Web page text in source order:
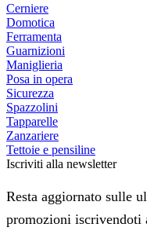
Cerniere
Domotica
Ferramenta
Guarnizioni
Maniglieria
Posa in opera
Sicurezza
Spazzolini
Tapparelle
Zanzariere
Tettoie e pensiline
Iscriviti alla newsletter
Resta aggiornato sulle
promozioni iscrivendoti